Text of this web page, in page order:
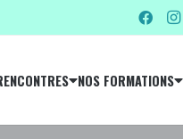
NOS FORMATIONS